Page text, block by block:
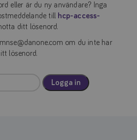
eller är du ny användare? Inga
till hcp-access-
ditt lösenord.
om du inte har
lösenord.
Logga in